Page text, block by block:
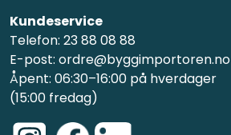
Kundeservice
Telefon: 23 88 08 88
E-post: ordre@byggimportoren.no
Åpent: 06:30–16:00 på hverdager
(15:00 fredag)